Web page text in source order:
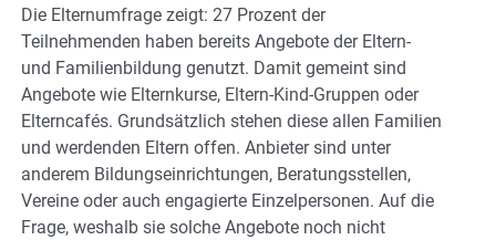
Die Elternumfrage zeigt: 27 Prozent der
Teilnehmenden haben bereits Angebote der Eltern-
und Familienbildung genutzt. Damit gemeint sind
Angebote wie Elternkurse, Eltern-Kind-Gruppen oder
Elterncafés. Grundsätzlich stehen diese allen Familien
und werdenden Eltern offen. Anbieter sind unter
anderem Bildungseinrichtungen, Beratungsstellen,
Vereine oder auch engagierte Einzelpersonen. Auf die
Frage, weshalb sie solche Angebote noch nicht